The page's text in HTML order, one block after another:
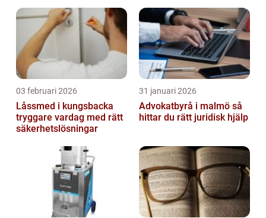
03 februari 2026
Låssmed i kungsbacka
tryggare vardag med rätt
säkerhetslösningar
31 januari 2026
Advokatbyrå i malmö så
hittar du rätt juridisk hjälp